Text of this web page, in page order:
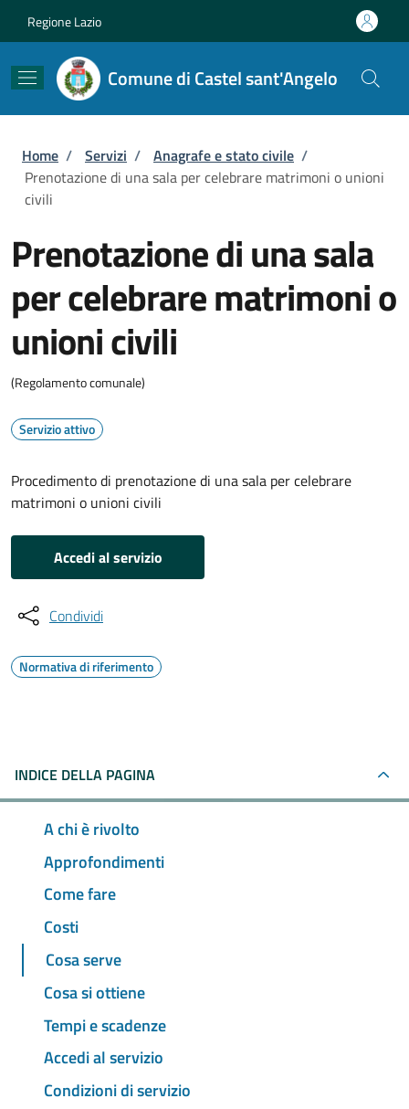
Regione Lazio
Comune di Castel sant'Angelo
Briciole di pane
Home / Servizi / Anagrafe e stato civile /
Prenotazione di una sala per celebrare matrimoni o unioni
civili
Prenotazione di una sala
per celebrare matrimoni o
unioni civili
(Regolamento comunale)
Servizio attivo
Procedimento di prenotazione di una sala per celebrare
matrimoni o unioni civili
Accedi al servizio
Condividi
Normativa di riferimento
INDICE DELLA PAGINA
A chi è rivolto
Approfondimenti
Come fare
Costi
Cosa serve
Cosa si ottiene
Tempi e scadenze
Accedi al servizio
Condizioni di servizio